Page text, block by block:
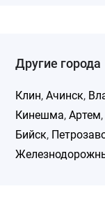
Другие города
Клин,Ачинск,
Кинешма,Артем,
Бийск,